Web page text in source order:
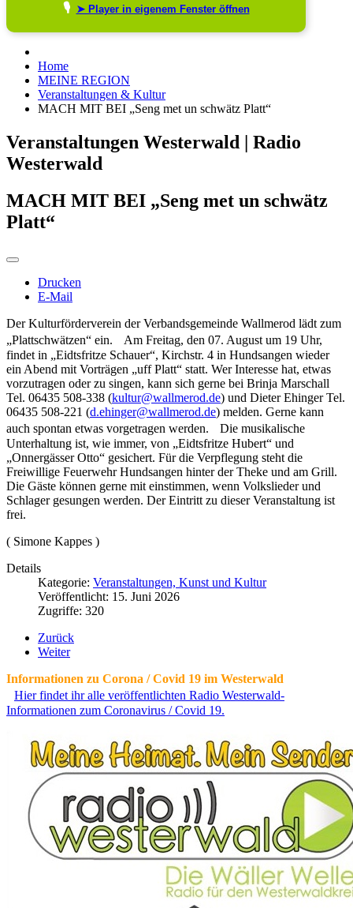
🎙️ ➤ Player in eigenem Fenster öffnen
Home
MEINE REGION
Veranstaltungen & Kultur
MACH MIT BEI „Seng met un schwätz Platt“
Veranstaltungen Westerwald | Radio
Westerwald
MACH MIT BEI „Seng met un schwätz
Platt“
Drucken
E-Mail
Der Kulturförderverein der Verbandsgemeinde Wallmerod lädt zum
„Plattschwätzen“ ein. Am Freitag, den 07. August um 19 Uhr,
findet in „Eidtsfritze Schauer“, Kirchstr. 4 in Hundsangen wieder
ein Abend mit Vorträgen „uff Platt“ statt. Wer Interesse hat, etwas
vorzutragen oder zu singen, kann sich gerne bei Brinja Marschall
Tel. 06435 508-338 (kultur@wallmerod.de) und Dieter Ehinger Tel.
06435 508-221 (d.ehinger@wallmerod.de) melden. Gerne kann
auch spontan etwas vorgetragen werden. Die musikalische
Unterhaltung ist, wie immer, von „Eidtsfritze Hubert“ und
„Onnergässer Otto“ gesichert. Für die Verpflegung steht die
Freiwillige Feuerwehr Hundsangen hinter der Theke und am Grill.
Die Gäste können gerne mit einstimmen, wenn Volkslieder und
Schlager gesungen werden. Der Eintritt zu dieser Veranstaltung ist
frei.
( Simone Kappes )
Details
Kategorie: Veranstaltungen, Kunst und Kultur
Veröffentlicht: 15. Juni 2026
Zugriffe: 320
Zurück
Weiter
Informationen zu Corona / Covid 19 im Westerwald
Hier findet ihr alle veröffentlichten Radio Westerwald-
Informationen zum Coronavirus / Covid 19.